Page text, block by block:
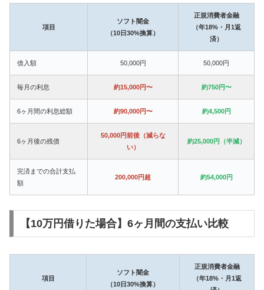
項目
ソフト闇金
（10日30%換算）
正規消費者金融
（年18%・月1返
済）
借入額 50,000円 50,000円
毎月の利息 約15,000円〜 約750円〜
6ヶ月間の利息総額 約90,000円〜 約4,500円
6ヶ月後の残債
50,000円前後（減らな
い）
約25,000円（半減）
完済までの合計支払
額
200,000円超 約54,000円
【10万円借りた場合】6ヶ月間の支払い比較
項目
ソフト闇金
（10日30%換算）
正規消費者金融
（年18%・月1返